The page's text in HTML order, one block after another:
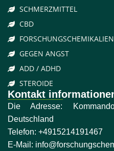
SCHMERZMITTEL
CBD
FORSCHUNGSCHEMIKALIEN
GEGEN ANGST
ADD / ADHD
STEROIDE
Kontakt
Die Adresse:
Deutschland
Telefon: +4915214191467
E-Mail: